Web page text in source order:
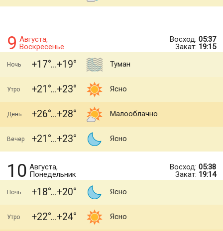
9 Августа,
Воскресенье
Восход: 05:37
Закат: 19:15
Ночь +17 +19 Туман
Утро +21 +23 Ясно
День +26 +28 Малооблачно
Вечер +21 +23 Ясно
10 Августа,
Понедельник
Восход: 05:38
Закат: 19:14
Ночь +18 +20 Ясно
Утро +22 +24 Ясно